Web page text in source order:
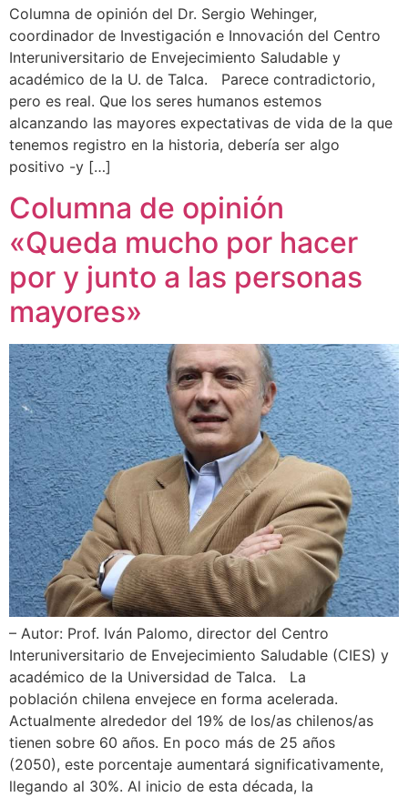
Columna de opinión del Dr. Sergio Wehinger,
coordinador de Investigación e Innovación del Centro
Interuniversitario de Envejecimiento Saludable y
académico de la U. de Talca. Parece contradictorio,
pero es real. Que los seres humanos estemos
alcanzando las mayores expectativas de vida de la que
tenemos registro en la historia, debería ser algo
positivo -y […]
Columna de opinión
«Queda mucho por hacer
por y junto a las personas
mayores»
– Autor: Prof. Iván Palomo, director del Centro
Interuniversitario de Envejecimiento Saludable (CIES) y
académico de la Universidad de Talca. La
población chilena envejece en forma acelerada.
Actualmente alrededor del 19% de los/as chilenos/as
tienen sobre 60 años. En poco más de 25 años
(2050), este porcentaje aumentará significativamente,
llegando al 30%. Al inicio de esta década, la